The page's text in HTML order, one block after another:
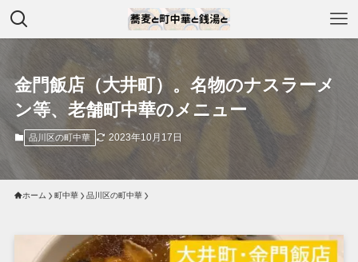
金門飯店（大井町）。名物のナスラーメ
ン等、老舗町中華のメニュー
品川区の町中華 2023年10月17日
ホーム 町中華 品川区の町中華